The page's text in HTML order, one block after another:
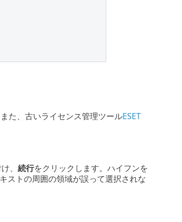
た、古いライセンス管理ツールESET
、 続行をクリックします。ハイフンを
ストの周囲の領域が誤って選択されな